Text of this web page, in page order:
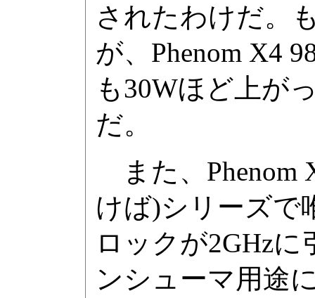
されたわけだ。
が、Phenom X4
も30Wほど上が
だ。
また、Phenom
けば)シリーズで
ロックが2GHz
ンシューマ用途